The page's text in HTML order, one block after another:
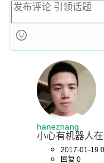
hanezhang
小心有机器人
2017-01-19
回复 0